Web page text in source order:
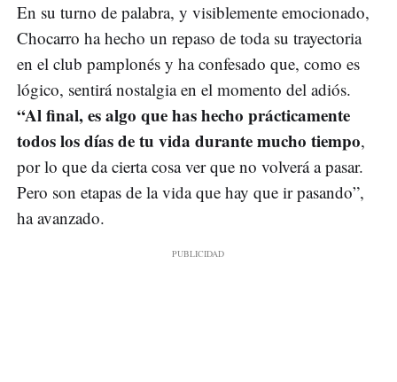
En su turno de palabra, y visiblemente emocionado,
Chocarro ha hecho un repaso de toda su trayectoria
en el club pamplonés y ha confesado que, como es
lógico, sentirá nostalgia en el momento del adiós.
“Al final, es algo que has hecho prácticamente
todos los días de tu vida durante mucho tiempo,
por lo que da cierta cosa ver que no volverá a pasar.
Pero son etapas de la vida que hay que ir pasando”,
ha avanzado.